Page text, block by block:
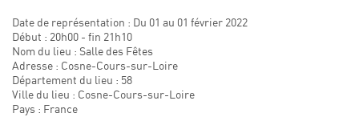
Date de représentation : Du 01 au 01 février 2022
Début : 20h00 - fin 21h10
Nom du lieu : Salle des Fêtes
Adresse : Cosne-Cours-sur-Loire
Département du lieu : 58
Ville du lieu : Cosne-Cours-sur-Loire
Pays : France